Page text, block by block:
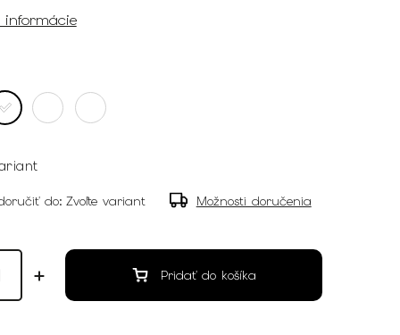
informácie
do: Zvoľte variant Možnosti doručenia
Pridať do košíka